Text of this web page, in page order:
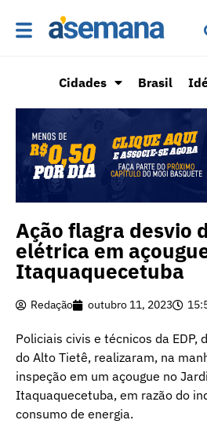
Cidades Brasil
Ação flagra desvio
elétrica em
Itaquaquecetuba
Redação outubro 11, 2023
Policiais civis e técnicos da EDP,
do Alto Tietê, realizaram, na
inspeção em um açougue no
Itaquaquecetuba, em razão do
consumo de energia.